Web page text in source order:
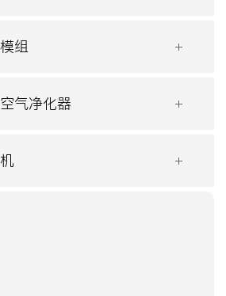
组
气净化器